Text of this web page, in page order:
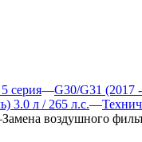
серия—G30/G31 (2017
3.0 л / 265 л.с.—
Замена воздушного